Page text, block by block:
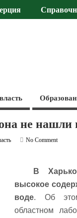
не нашли
No Comment
В
высокое
воде. Об
областном